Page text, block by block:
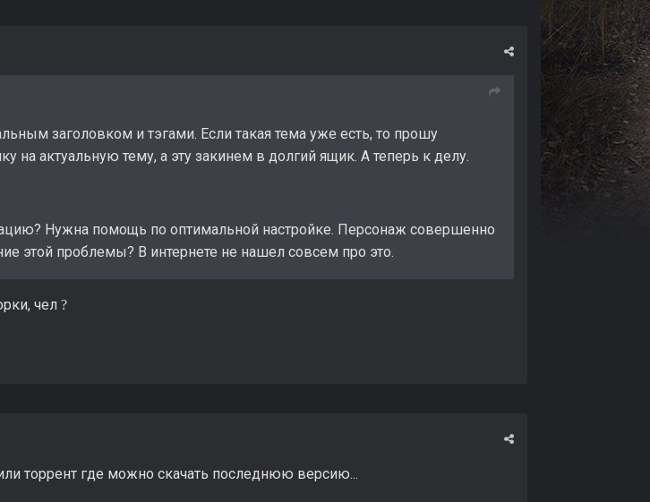
заголовком и тэгами. Если такая тема уже есть, то прошу
на актуальную тему, а эту закинем в долгий ящик. А теперь к делу.
Нужна помощь по оптимальной настройке. Персонаж совершенно
этой проблемы? В интернете не нашел совсем про это.
чел ?
торрент где можно скачать последнюю версию...